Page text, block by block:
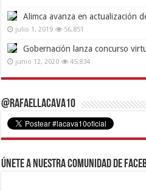
Alimca avanza en actualización
julio 1, 2019 56,851
Gobernación lanza concurso
junio 12, 2020 45,834
@RafaelLacava10
Únete a nuestra comunidad de